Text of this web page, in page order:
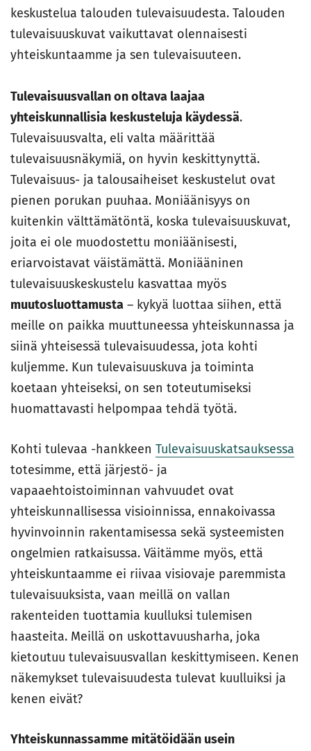
keskustelua talouden tulevaisuudesta. Talouden
tulevaisuuskuvat vaikuttavat olennaisesti
yhteiskuntaamme ja sen tulevaisuuteen.
Tulevaisuusvallan on oltava laajaa
yhteiskunnallisia keskusteluja käydessä.
Tulevaisuusvalta, eli valta määrittää
tulevaisuusnäkymiä, on hyvin keskittynyttä.
Tulevaisuus- ja talousaiheiset keskustelut ovat
pienen porukan puuhaa. Moniäänisyys on
kuitenkin välttämätöntä, koska tulevaisuuskuvat,
joita ei ole muodostettu moniäänisesti,
eriarvoistavat väistämättä. Moniääninen
tulevaisuuskeskustelu kasvattaa myös
muutosluottamusta – kykyä luottaa siihen, että
meille on paikka muuttuneessa yhteiskunnassa ja
siinä yhteisessä tulevaisuudessa, jota kohti
kuljemme. Kun tulevaisuuskuva ja toiminta
koetaan yhteiseksi, on sen toteutumiseksi
huomattavasti helpompaa tehdä työtä.
Kohti tulevaa -hankkeen Tulevaisuuskatsauksessa
totesimme, että järjestö- ja
vapaaehtoistoiminnan vahvuudet ovat
yhteiskunnallisessa visioinnissa, ennakoivassa
hyvinvoinnin rakentamisessa sekä systeemisten
ongelmien ratkaisussa. Väitämme myös, että
yhteiskuntaamme ei riivaa visiovaje paremmista
tulevaisuuksista, vaan meillä on vallan
rakenteiden tuottamia kuulluksi tulemisen
haasteita. Meillä on uskottavuusharha, joka
kietoutuu tulevaisuusvallan keskittymiseen. Kenen
näkemykset tulevaisuudesta tulevat kuulluiksi ja
kenen eivät?
Yhteiskunnassamme mitätöidään usein